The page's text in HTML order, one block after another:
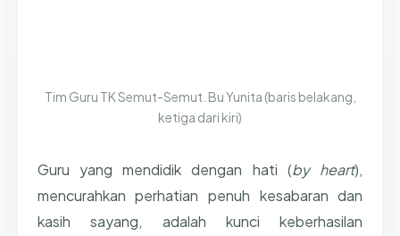
Tim Guru TK Semut-Semut. Bu Yunita (baris belakang,
ketiga dari kiri)
Guru yang mendidik dengan hati (by heart),
mencurahkan perhatian penuh kesabaran dan
kasih sayang, adalah kunci keberhasilan